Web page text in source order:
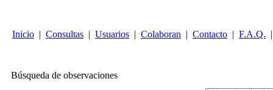
Inicio | Consultas | Usuarios | Colaboran | Contacto | F.A.Q. |
Búsqueda de observaciones